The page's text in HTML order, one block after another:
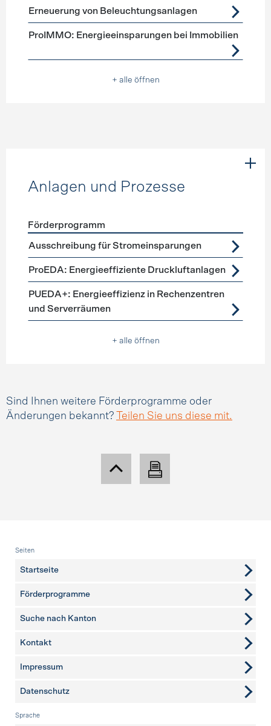
Erneuerung von Beleuchtungsanlagen
ProIMMO: Energieeinsparungen bei Immobilien
+ alle öffnen
Anlagen und Prozesse
Förderprogramme Anlagen und Prozesse
Förderprogramm
Ausschreibung für Stromeinsparungen
ProEDA: Energieeffiziente Druckluftanlagen
PUEDA+: Energieeffizienz in Rechenzentren
und Serverräumen
+ alle öffnen
Sind Ihnen weitere Förderprogramme oder
Änderungen bekannt?
Teilen Sie uns diese mit.
Fusszeile
Seiten
Startseite
Förderprogramme
Suche nach Kanton
weitere Seiten
Kontakt
Impressum
Datenschutz
Sprache